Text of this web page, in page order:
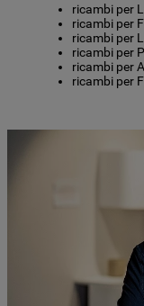
ricambi per
ricambi per
ricambi per
ricambi per
ricambi per
ricambi per